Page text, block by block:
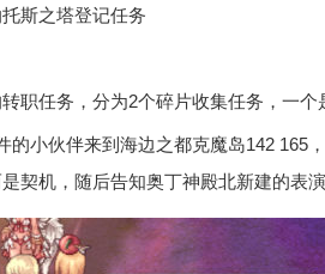
斯之塔登记任务
职任务，分为2个碎片收集任务，一
的小伙伴来到海边之都克魔岛142 165
契机，随后告知奥丁神殿北新建的表